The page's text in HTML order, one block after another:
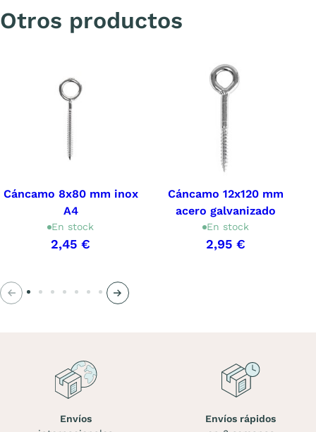
Otros productos
Cáncamo 8x80 mm inox
A4
En stock
2,45 €
Cáncamo 12x120 mm
acero galvanizado
En stock
2,95 €
Anterior Siguiente
Envíos
Envíos rápidos